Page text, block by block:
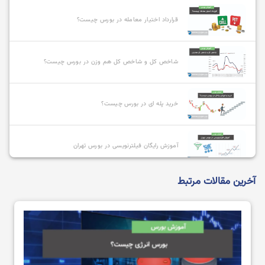
قرارداد اختیار معامله در بورس چیست؟
شاخص کل و شاخص کل هم وزن در بورس چیست؟
خرید پله ای در بورس چیست؟
آموزش رایگان فیلترنویسی در بورس تهران
کارگزار ناظر کیست و چگونه میتوانیم آن را تغییر دهیم؟
آخرین مقالات مرتبط